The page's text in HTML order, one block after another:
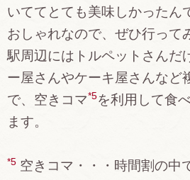
いててとても美味しかったん
おしゃれなので、ぜひ行って
駅周辺にはトルペットさんだ
ー屋さんやケーキ屋さんなど
で、空きコマ*5を利用して食
ます。
*5 空きコマ・・・時間割の中